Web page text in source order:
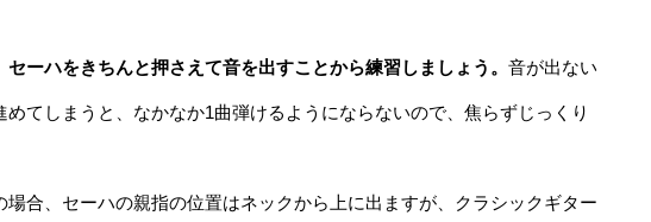
セーハをきちんと押さえて音を出すことから練習しましょう。 音が出ない
てしまうと、なかなか1曲弾けるようにならないので、焦らずじっくり
場合、セーハの親指の位置はネックから上に出ますが、クラシックギター